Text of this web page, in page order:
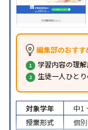
編集部のおすす
学習内容の理
生徒一人ひと
対象学年 中1
授業形式
個